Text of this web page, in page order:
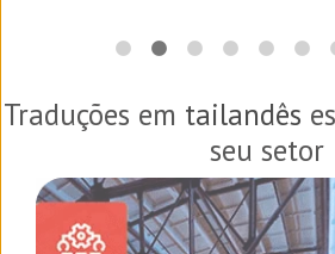
Traduções em tailandês
seu setor